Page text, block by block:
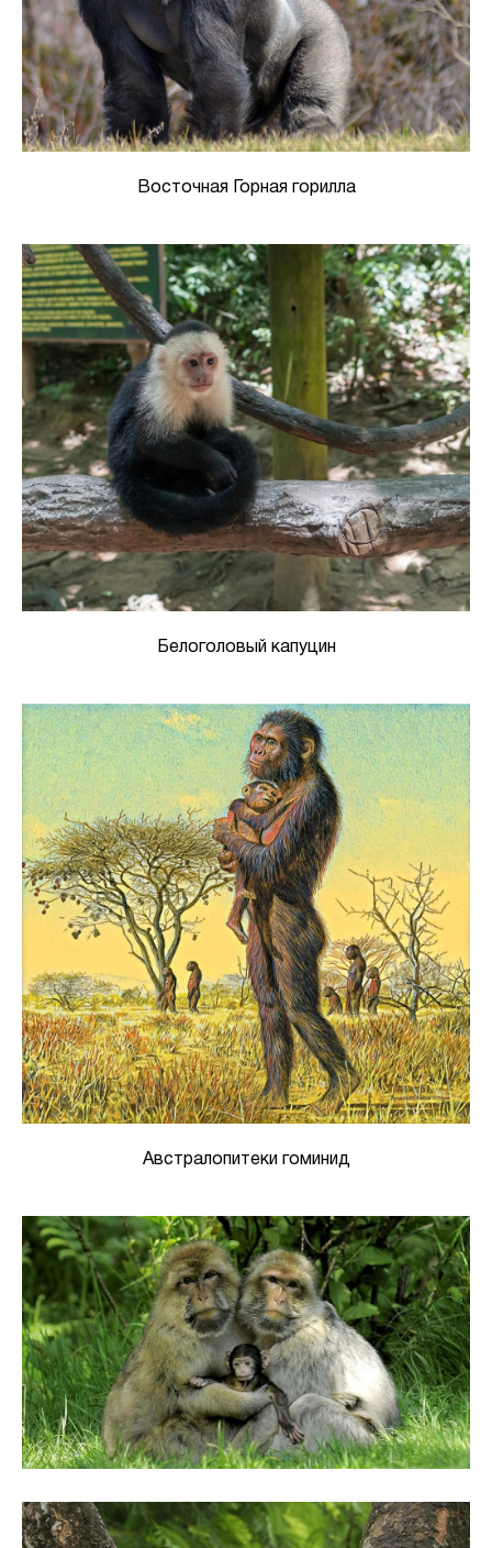
Восточная Горная горилла
Белоголовый капуцин
Австралопитеки гоминид